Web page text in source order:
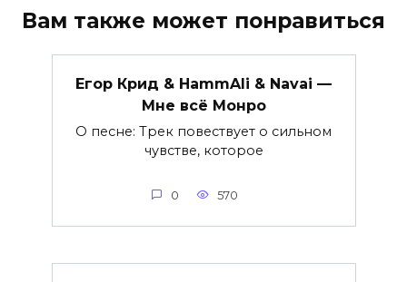
Вам также может понравиться
Егор Крид & HammAli & Navai —
Мне всё Монро
О песне: Трек повествует о сильном
чувстве, которое
0 570